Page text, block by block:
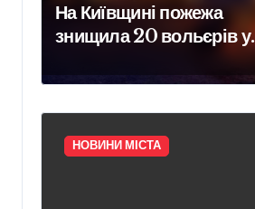
На Київщині пожежа
знищила 20 вольєрів у
притулку для тварин
НОВИНИ МІСТА